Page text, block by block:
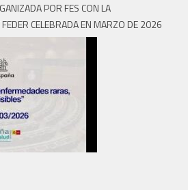
POR FES CON LA
CELEBRADA EN MARZO DE 2026